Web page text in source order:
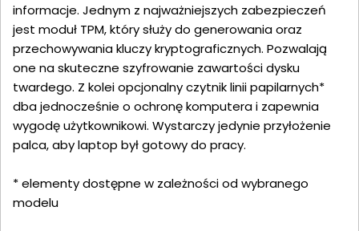
informacje. Jednym z najważniejszych zabezpieczeń
jest moduł TPM, który służy do generowania oraz
przechowywania kluczy kryptograficznych. Pozwalają
one na skuteczne szyfrowanie zawartości dysku
twardego. Z kolei opcjonalny czytnik linii papilarnych*
dba jednocześnie o ochronę komputera i zapewnia
wygodę użytkownikowi. Wystarczy jedynie przyłożenie
palca, aby laptop był gotowy do pracy.
* elementy dostępne w zależności od wybranego
modelu